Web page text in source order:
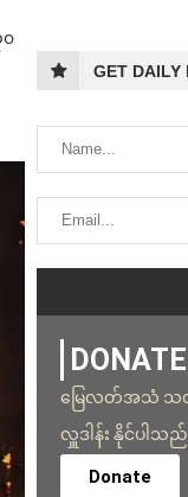
GET DAILY
မြေလတ်အသံ သတ
လှူဒါန်း နိုင်ပါသည်
Donate